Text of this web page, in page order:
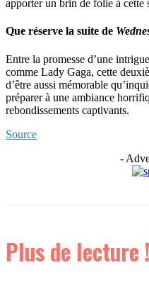
apporter un brin de folie à cette
Que réserve la suite de
Entre la promesse d’une
comme Lady Gaga, cette
d’être aussi mémorable
préparer à une ambiance
rebondissements captivants.
Source
-
Plus de lecture !